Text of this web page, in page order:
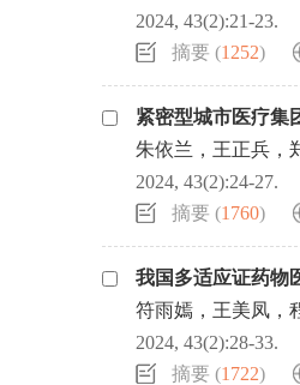
2024, 43(2):21-23.
摘要 (1252)
紧密型城市医疗集
朱依兰，王正兵，
2024, 43(2):24-27.
摘要 (1760)
我国多适应证药物
符雨嫣，王美凤，
2024, 43(2):28-33.
摘要 (1722)